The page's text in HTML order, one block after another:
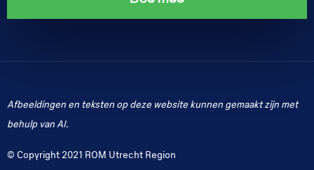
Afbeeldingen en teksten op deze website kunnen gemaakt zijn met
behulp van AI.
© Copyright 2021 ROM Utrecht Region